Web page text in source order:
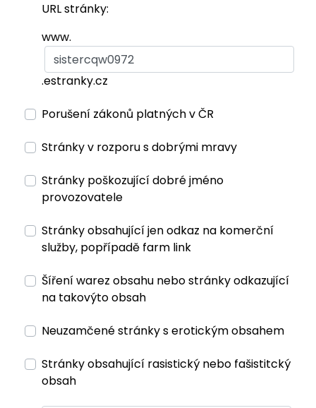
URL stránky:
www.
.estranky.cz
Porušení zákonů platných v ČR
Stránky v rozporu s dobrými mravy
Stránky poškozující dobré jméno
provozovatele
Stránky obsahující jen odkaz na komerční
služby, popřípadě farm link
Šíření warez obsahu nebo stránky odkazující
na takovýto obsah
Neuzamčené stránky s erotickým obsahem
Stránky obsahující rasistický nebo fašistitcký
obsah